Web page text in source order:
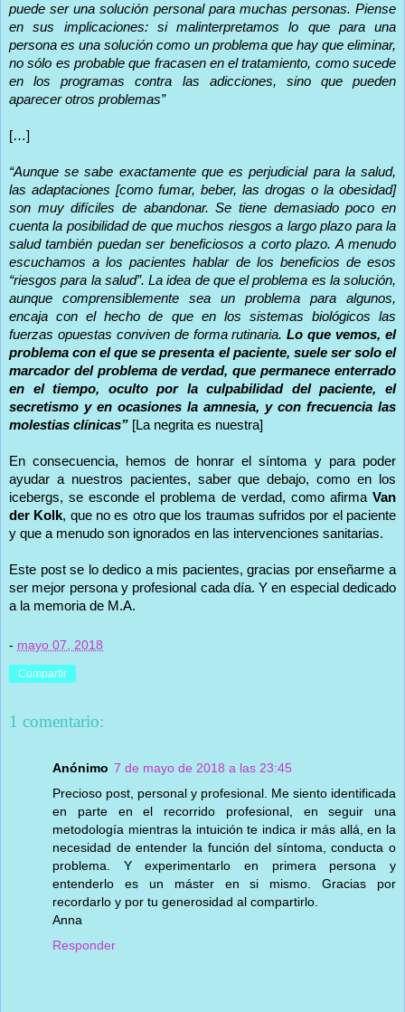
puede ser una solución personal para muchas personas. Piense
en sus implicaciones: si malinterpretamos lo que para una
persona es una solución como un problema que hay que eliminar,
no sólo es probable que fracasen en el tratamiento, como sucede
en los programas contra las adicciones, sino que pueden
aparecer otros problemas”
[…]
“Aunque se sabe exactamente que es perjudicial para la salud,
las adaptaciones [como fumar, beber, las drogas o la obesidad]
son muy difíciles de abandonar. Se tiene demasiado poco en
cuenta la posibilidad de que muchos riesgos a largo plazo para la
salud también puedan ser beneficiosos a corto plazo. A menudo
escuchamos a los pacientes hablar de los beneficios de esos
“riesgos para la salud”. La idea de que el problema es la solución,
aunque comprensiblemente sea un problema para algunos,
encaja con el hecho de que en los sistemas biológicos las
fuerzas opuestas conviven de forma rutinaria.Lo que vemos, el
problema con el que se presenta el paciente, suele ser solo el
marcador del problema de verdad, que permanece enterrado
en el tiempo, oculto por la culpabilidad del paciente, el
secretismo y en ocasiones la amnesia, y con frecuencia las
molestias clínicas” [La negrita es nuestra]
En consecuencia, hemos de honrar el síntoma y para poder
ayudar a nuestros pacientes, saber que debajo, como en los
icebergs, se esconde el problema de verdad, como afirma Van
der Kolk, que no es otro que los traumas sufridos por el paciente
y que a menudo son ignorados en las intervenciones sanitarias.
Este post se lo dedico a mis pacientes, gracias por enseñarme a
ser mejor persona y profesional cada día. Y en especial dedicado
a la memoria de M.A.
- mayo 07, 2018
Compartir
1 comentario:
Anónimo 7 de mayo de 2018 a las 23:45
Precioso post, personal y profesional. Me siento identificada
en parte en el recorrido profesional, en seguir una
metodología mientras la intuición te indica ir más allá, en la
necesidad de entender la función del síntoma, conducta o
problema. Y experimentarlo en primera persona y
entenderlo es un máster en si mismo. Gracias por
recordarlo y por tu generosidad al compartirlo.
Anna
Responder